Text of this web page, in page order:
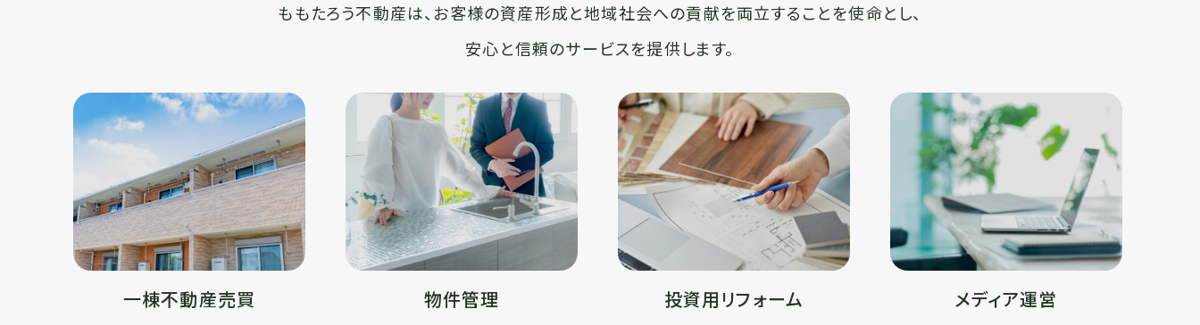
ももたろう不動産は、お客様の資産形成と地域社会への貢献を両立することを使命とし、
安心と信頼のサービスを提供します。
一棟不動産売買 物件管理 投資用リフォーム メディア運営